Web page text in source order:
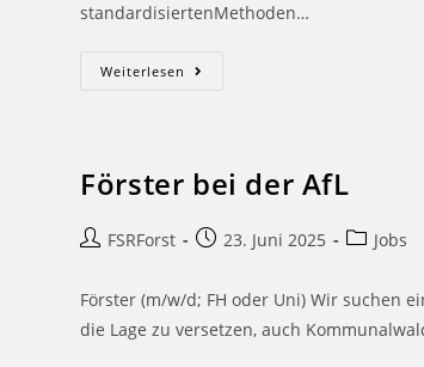
standardisiertenMethoden…
Weiterlesen
Förster bei der AfL
FSRForst 23. Juni 2025 Jobs
Förster (m/w/d; FH oder Uni) Wir suchen
die Lage zu versetzen, auch